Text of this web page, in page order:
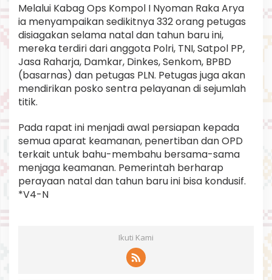
Melalui Kabag Ops Kompol I Nyoman Raka Arya
ia menyampaikan sedikitnya 332 orang petugas
disiagakan selama natal dan tahun baru ini,
mereka terdiri dari anggota Polri, TNI, Satpol PP,
Jasa Raharja, Damkar, Dinkes, Senkom, BPBD
(basarnas) dan petugas PLN. Petugas juga akan
mendirikan posko sentra pelayanan di sejumlah
titik.
Pada rapat ini menjadi awal persiapan kepada
semua aparat keamanan, penertiban dan OPD
terkait untuk bahu-membahu bersama-sama
menjaga keamanan. Pemerintah berharap
perayaan natal dan tahun baru ini bisa kondusif.
*V4-N
Ikuti Kami